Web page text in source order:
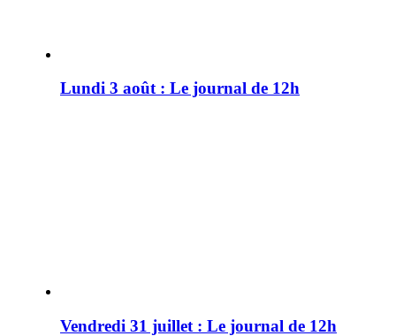
Lundi 3 août : Le journal de 12h
Vendredi 31 juillet : Le journal de 12h